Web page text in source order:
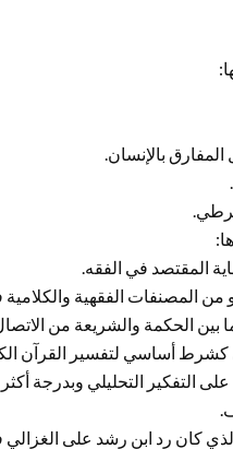
بالإنسان.
المقتصد في الفقه.
من المصنفات الفقهية
الحكمة والشريعة من
كشرط أساسي لتفسير القرآن
على التفكير التحليلي وبدرجة
كان رد ابن رشد على الغزالي